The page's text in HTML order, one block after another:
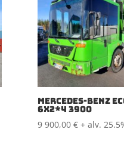
MERCEDES-BENZ
6X2*4 3900
9 900,00 € + alv.